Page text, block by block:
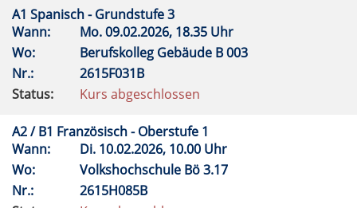
A1 Spanisch - Grundstufe 3
Wann:
Mo.09.02.2026, 18.35 Uhr
Wo:
Berufskolleg Gebäude B 003
Nr.:
2615F031B
Status:
Kurs abgeschlossen
A2 / B1 Französisch - Oberstufe 1
Wann:
Di. 10.02.2026, 10.00 Uhr
Wo:
Volkshochschule Bö 3.17
Nr.:
2615H085B